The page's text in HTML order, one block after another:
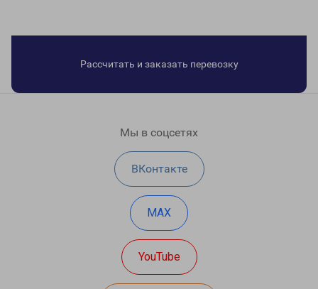
Рассчитать и заказать перевозку
Мы в соцсетях
ВКонтакте
MAX
YouTube